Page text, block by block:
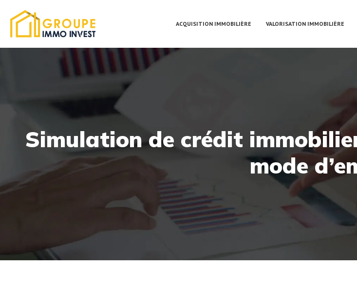
ACQUISITION IMMOBILIÈRE VALORISATION IMMOBILIÈRE
Simulation de crédit
mode